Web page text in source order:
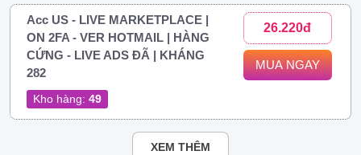
Acc US - LIVE MARKETPLACE |
ON 2FA - VER HOTMAIL | HÀNG
CỨNG - LIVE ADS ĐÃ | KHÁNG
282
Kho hàng: 49
26.220đ
MUA NGAY
XEM THÊM